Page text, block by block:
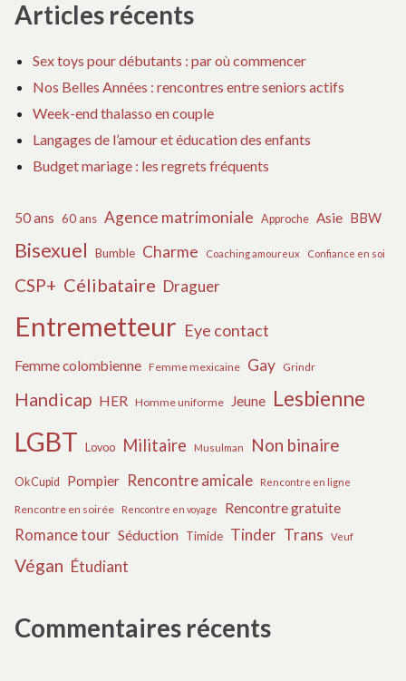
Articles récents
Sex toys pour débutants : par où commencer
Nos Belles Années : rencontres entre seniors actifs
Week-end thalasso en couple
Langages de l’amour et éducation des enfants
Budget mariage : les regrets fréquents
50 ans 60 ans Agence matrimoniale Approche Asie BBW
Bisexuel Bumble Charme Coaching amoureux Confiance en soi
CSP+ Célibataire Draguer
Entremetteur Eye contact
Femme colombienne Femme mexicaine Gay Grindr
Handicap HER Homme uniforme Jeune Lesbienne
LGBT Lovoo Militaire Musulman Non binaire
OkCupid Pompier Rencontre amicale Rencontre en ligne
Rencontre en soirée Rencontre en voyage Rencontre gratuite
Romance tour Séduction Timide Tinder Trans Veuf
Végan Étudiant
Commentaires récents